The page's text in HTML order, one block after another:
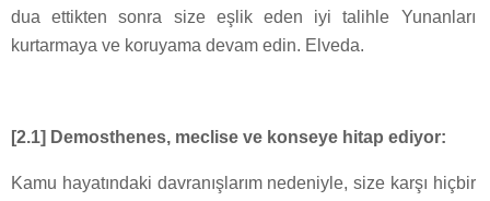
dua ettikten sonra size eşlik eden iyi talihle Yunanları
kurtarmaya ve koruyama devam edin. Elveda.
[2.1] Demosthenes, meclise ve konseye hitap ediyor:
Kamu hayatındaki davranışlarım nedeniyle, size karşı hiçbir